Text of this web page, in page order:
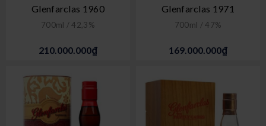
Glenfarclas 1960
700ml / 42,3%
210.000.000₫
Glenfarclas 1971
700ml / 47%
169.000.000₫